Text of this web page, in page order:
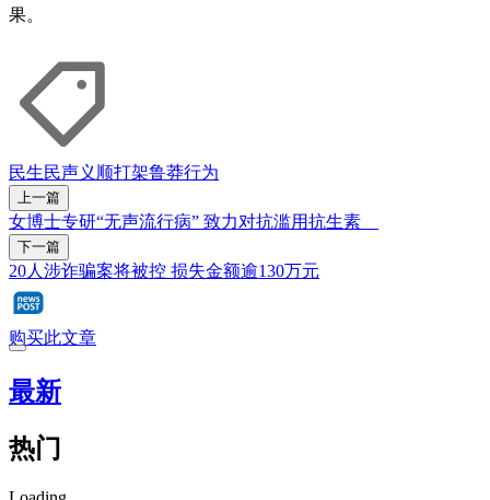
果。
民生民声义顺打架鲁莽行为
上一篇
女博士专研“无声流行病” 致力对抗滥用抗生素
下一篇
20人涉诈骗案将被控 损失金额逾130万元
购买此文章
最新
热门